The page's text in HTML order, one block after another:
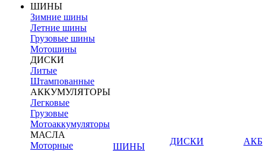
ШИНЫ
Зимние шины
Летние шины
Грузовые шины
Мотошины
ДИСКИ
Литые
Штампованные
АККУМУЛЯТОРЫ
Легковые
Грузовые
Мотоаккумуляторы
МАСЛА
Моторные
ШИНЫ
ДИСКИ
АКБ